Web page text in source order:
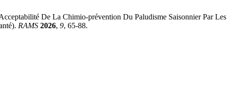
De La Chimio-prévention Du Paludisme Saisonnier Par Les
RAMS 2026, 9, 65-88.